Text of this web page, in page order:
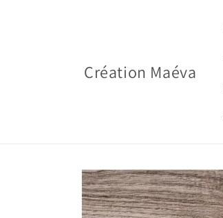
Création Maéva
Skip to
product
information